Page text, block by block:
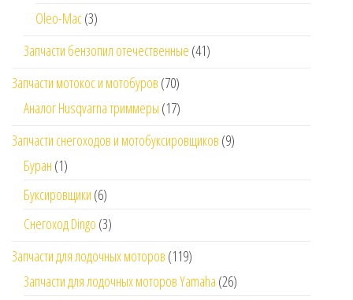
Oleo-Mac(3)
Запчасти бензопил отечественные (41)
Запчасти мотокос и мотобуров (70)
Аналог Husqvarna триммеры (17)
Запчасти снегоходов и мотобуксировщиков (9)
Буран (1)
Буксировщики (6)
Снегоход Dingo (3)
Запчасти для лодочных моторов (119)
Запчасти для лодочных моторов Yamaha (26)